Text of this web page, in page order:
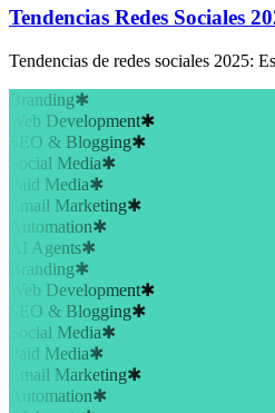
Tendencias Redes Sociales
Tendencias de redes sociales 2025:
Branding✱
Web Development✱
SEO & Blogging✱
Social Media✱
Paid Media✱
Email Marketing✱
Automation✱
AI Agents✱
Branding✱
Web Development✱
SEO & Blogging✱
Social Media✱
Paid Media✱
Email Marketing✱
Automation✱